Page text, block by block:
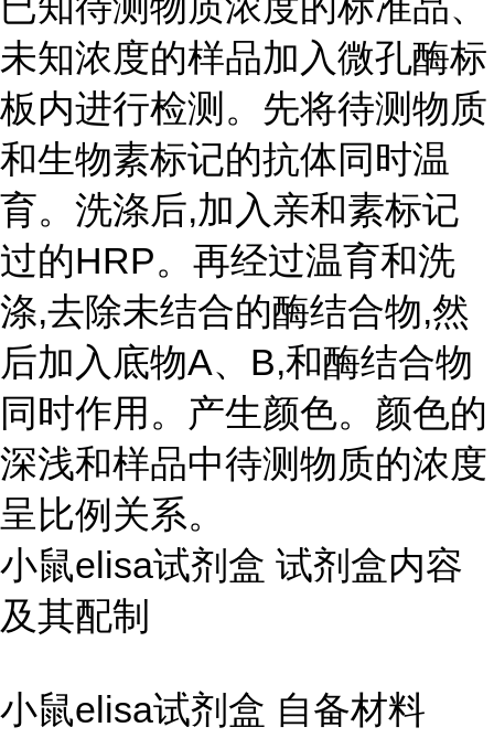
未知浓度的样品加入微孔酶标
板内进行检测。先将待测物质
和生物素标记的抗体同时温
育。洗涤后,加入亲和素标记
过的HRP。再经过温育和洗
涤,去除未结合的酶结合物,然
后加入底物A、B,和酶结合物
同时作用。产生颜色。颜色的
深浅和样品中待测物质的浓度
呈比例关系。
小鼠elisa试剂盒 试剂盒内容
及其配制
小鼠elisa试剂盒 自备材料